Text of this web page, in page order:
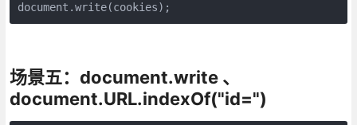
document.write(cookies);
场景五：document.write 、
document.URL.indexOf("id=")